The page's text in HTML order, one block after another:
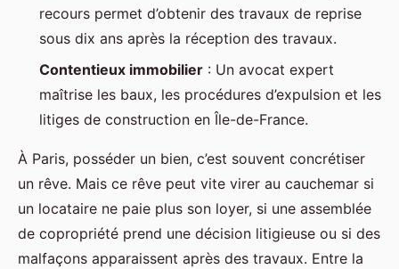
recours permet d’obtenir des travaux de reprise
sous dix ans après la réception des travaux.
Contentieux immobilier : Un avocat expert
maîtrise les baux, les procédures d’expulsion et les
litiges de construction en Île-de-France.
À Paris, posséder un bien, c’est souvent concrétiser
un rêve. Mais ce rêve peut vite virer au cauchemar si
un locataire ne paie plus son loyer, si une assemblée
de copropriété prend une décision litigieuse ou si des
malfaçons apparaissent après des travaux. Entre la